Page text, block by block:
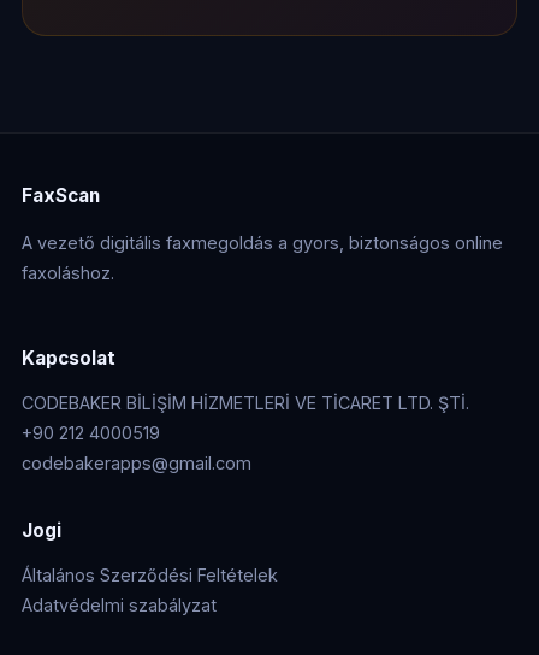
FaxScan
A vezető digitális faxmegoldás a gyors, biztonságos online
faxoláshoz.
Kapcsolat
CODEBAKER BİLİŞİM HİZMETLERİ VE TİCARET LTD. ŞTİ.
+90 212 4000519
codebakerapps@gmail.com
Jogi
Általános Szerződési Feltételek
Adatvédelmi szabályzat